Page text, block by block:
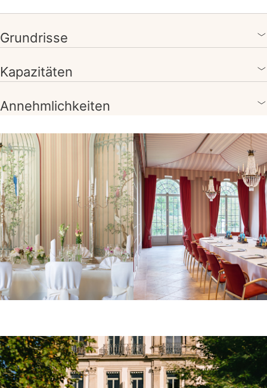
Grundrisse
Kapazitäten
Annehmlichkeiten